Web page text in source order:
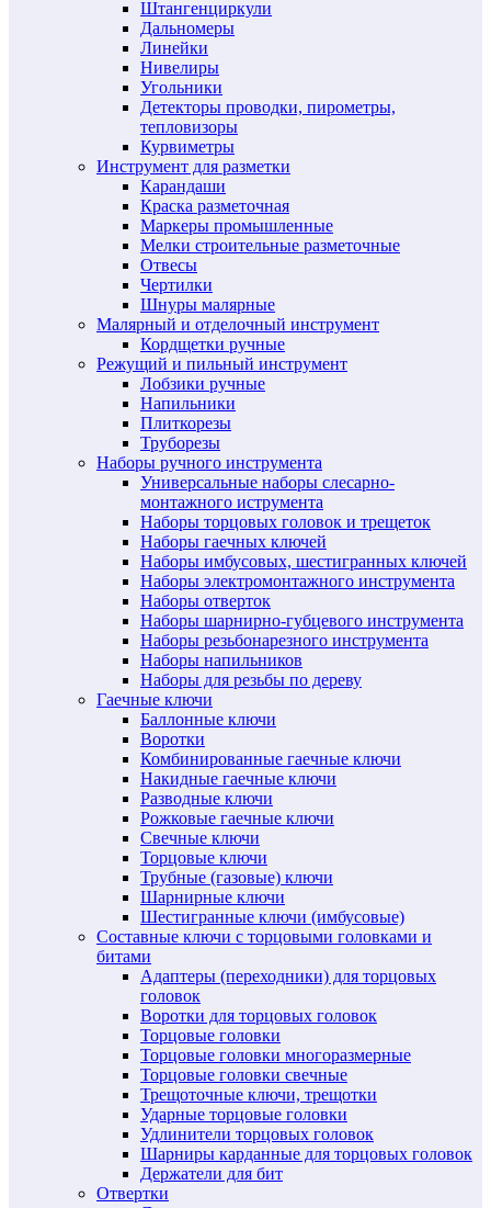
Штангенциркули
Дальномеры
Линейки
Нивелиры
Угольники
Детекторы проводки, пирометры,
тепловизоры
Курвиметры
Инструмент для разметки
Карандаши
Краска разметочная
Маркеры промышленные
Мелки строительные разметочные
Отвесы
Чертилки
Шнуры малярные
Малярный и отделочный инструмент
Кордщетки ручные
Режущий и пильный инструмент
Лобзики ручные
Напильники
Плиткорезы
Труборезы
Наборы ручного инструмента
Универсальные наборы слесарно-
монтажного иструмента
Наборы торцовых головок и трещеток
Наборы гаечных ключей
Наборы имбусовых, шестигранных ключей
Наборы электромонтажного инструмента
Наборы отверток
Наборы шарнирно-губцевого инструмента
Наборы резьбонарезного инструмента
Наборы напильников
Наборы для резьбы по дереву
Гаечные ключи
Баллонные ключи
Воротки
Комбинированные гаечные ключи
Накидные гаечные ключи
Разводные ключи
Рожковые гаечные ключи
Свечные ключи
Торцовые ключи
Трубные (газовые) ключи
Шарнирные ключи
Шестигранные ключи (имбусовые)
Составные ключи с торцовыми головками и
битами
Адаптеры (переходники) для торцовых
головок
Воротки для торцовых головок
Торцовые головки
Торцовые головки многоразмерные
Торцовые головки свечные
Трещоточные ключи, трещотки
Ударные торцовые головки
Удлинители торцовых головок
Шарниры карданные для торцовых головок
Держатели для бит
Отвертки